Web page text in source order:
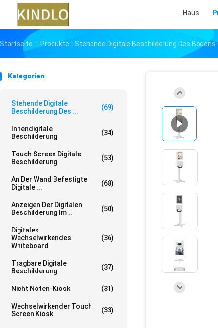
Haus
Startseite Produkte Stehende Digitale Beschilderung Des Bodens
Kategorien
Stehende Digitale
Beschilderung Des ...
(69)
Innendigitale
Beschilderung
(34)
Touch Screen Digitale
Beschilderung
(53)
An Der Wand Befestigte
Digitale ...
(68)
Anzeigen Der Digitalen
Beschilderung Im ...
(50)
Digitales
Wechselwirkendes
Whiteboard
(36)
Tragbare Digitale
Beschilderung
(37)
Nicht Noten-Kiosk (31)
Wechselwirkender Touch
Screen Kiosk
(33)